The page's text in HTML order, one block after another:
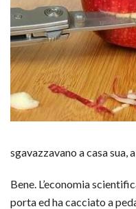
sgavazzavano a casa sua,
Bene. L’economia
porta ed ha cacciato a